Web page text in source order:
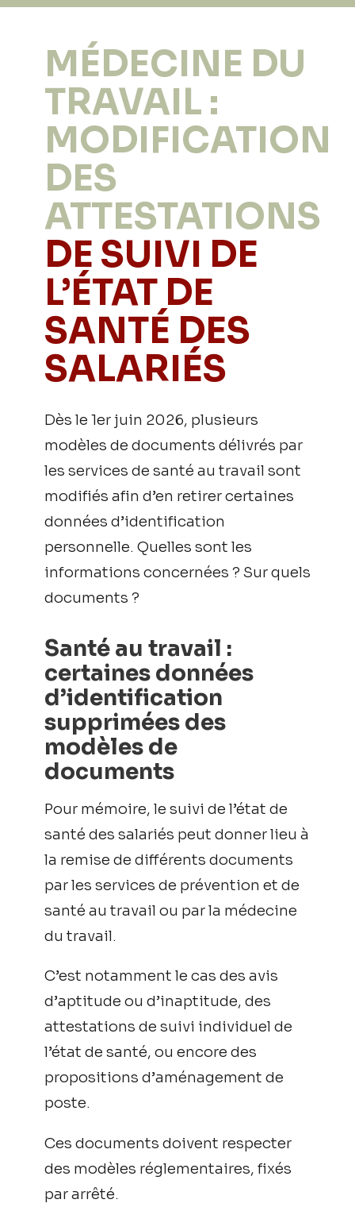
MÉDECINE DU
TRAVAIL :
MODIFICATION
DES
ATTESTATIONS
DE SUIVI DE
L’ÉTAT DE
SANTÉ DES
SALARIÉS
Dès le 1er juin 2026, plusieurs
modèles de documents délivrés par
les services de santé au travail sont
modifiés afin d’en retirer certaines
données d’identification
personnelle. Quelles sont les
informations concernées ? Sur quels
documents ?
Santé au travail :
certaines données
d’identification
supprimées des
modèles de
documents
Pour mémoire, le suivi de l’état de
santé des salariés peut donner lieu à
la remise de différents documents
par les services de prévention et de
santé au travail ou par la médecine
du travail.
C’est notamment le cas des avis
d’aptitude ou d’inaptitude, des
attestations de suivi individuel de
l’état de santé, ou encore des
propositions d’aménagement de
poste.
Ces documents doivent respecter
des modèles réglementaires, fixés
par arrêté.